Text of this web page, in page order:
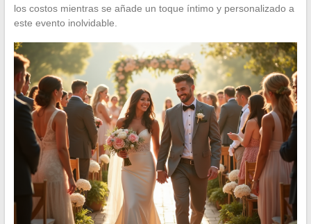
los costos mientras se añade un toque íntimo y personalizado a
este evento inolvidable.